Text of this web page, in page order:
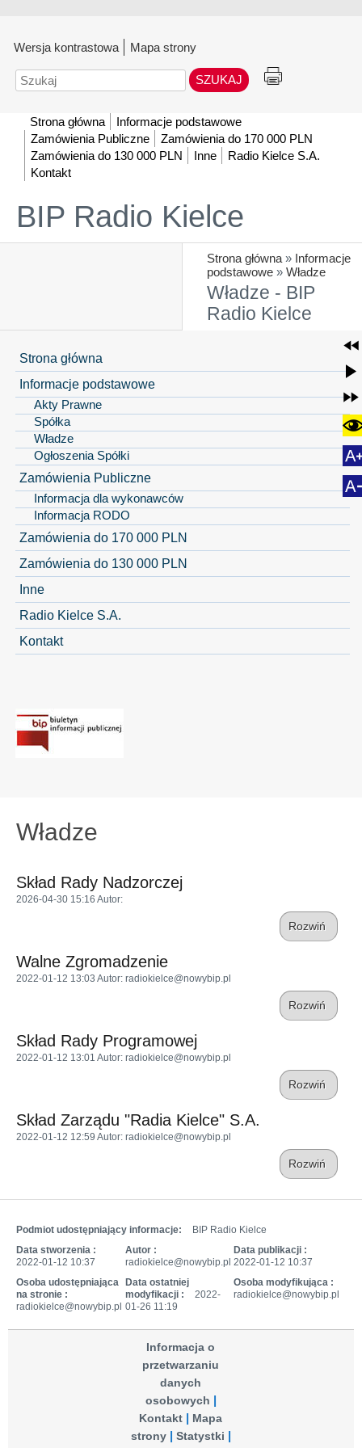
Wersja kontrastowa Mapa strony
Szukaj
Strona główna
Informacje podstawowe
Zamówienia Publiczne
Zamówienia do 170 000 PLN
Zamówienia do 130 000 PLN
Inne
Radio Kielce S.A.
Kontakt
BIP Radio Kielce
Strona główna » Informacje
podstawowe » Władze
Władze - BIP
Radio Kielce
Strona główna
Informacje podstawowe
Akty Prawne
Spółka
Władze
Ogłoszenia Spółki
Zamówienia Publiczne
Informacja dla wykonawców
Informacja RODO
Zamówienia do 170 000 PLN
Zamówienia do 130 000 PLN
Inne
Radio Kielce S.A.
Kontakt
Władze
Skład Rady Nadzorczej
2026-04-30 15:16 Autor:
Rozwiń
Walne Zgromadzenie
2022-01-12 13:03 Autor: radiokielce@nowybip.pl
Rozwiń
Skład Rady Programowej
2022-01-12 13:01 Autor: radiokielce@nowybip.pl
Rozwiń
Skład Zarządu "Radia Kielce" S.A.
2022-01-12 12:59 Autor: radiokielce@nowybip.pl
Rozwiń
Podmiot udostępniający informacje:
BIP Radio Kielce
Data stworzenia :
2022-01-12 10:37
Autor :
radiokielce@nowybip.pl
Data publikacji :
2022-01-12 10:37
Osoba udostępniająca
na stronie :
radiokielce@nowybip.pl
Data ostatniej
modyfikacji :
2022-
01-26 11:19
Osoba modyfikująca :
radiokielce@nowybip.pl
Informacja o
przetwarzaniu
danych
osobowych
Kontakt
Mapa
strony
Statystki